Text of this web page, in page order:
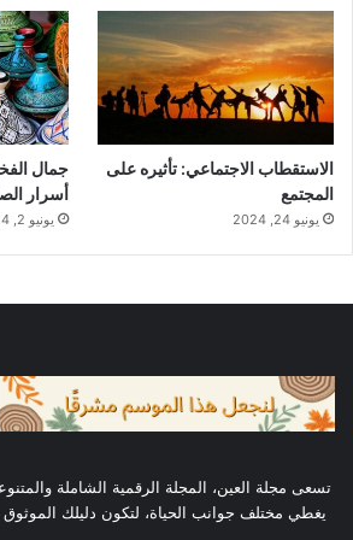
تعددت انتماءاتهم؛
قدرة على الحوار، وإرادة
والكراهية.
ولا يعني التسامح، كما تؤكد
الأخلاقيةأو التخلي عن المبادئ. بل
عنها. والتمسك بالقيم.
مضطرب
مع تزايد النزاعات المسلحة،
الكراهية، وتنامي الشعبويات،
للتسامح أكثر من مجرد مناسبة
الاستقطاب الاجتماعي: تأثيره على
المجتمع
يونيو 24, 2024
جمال
أسرار
يونيو 2, 2024
تسعى مجلة العين، المجلة الرقمية الشاملة
يغطي مختلف جوانب الحياة، لتكون دليلك